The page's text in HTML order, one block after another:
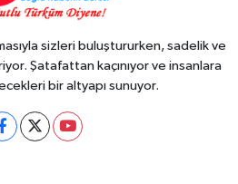
sizleri buluştururken, sadelik ve
Şatafattan kaçınıyor ve insanlara
bir altyapı sunuyor.